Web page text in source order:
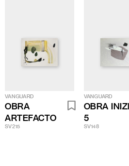
VANGUARD
OBRA
ARTEFACTO
SV215
VANGUARD
OBRA
5
SV148